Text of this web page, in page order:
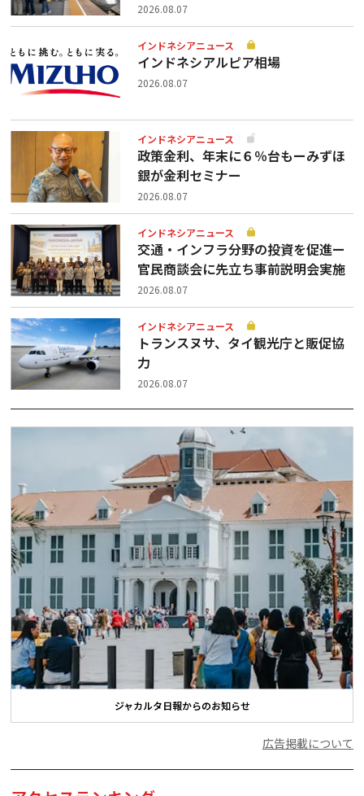
2026.08.07
インドネシアニュース
インドネシアルピア相場
2026.08.07
インドネシアニュース
政策金利、年末に６％台もーみずほ
銀が金利セミナー
2026.08.07
インドネシアニュース
交通・インフラ分野の投資を促進ー
官民商談会に先立ち事前説明会実施
2026.08.07
インドネシアニュース
トランスヌサ、タイ観光庁と販促協
力
2026.08.07
ジャカルタ日報からのお知らせ
広告掲載について